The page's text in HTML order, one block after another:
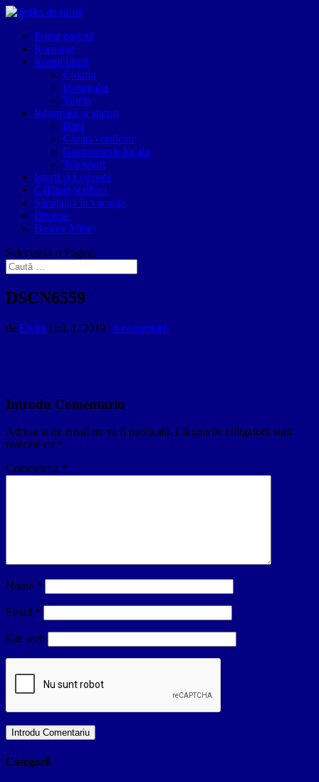
Prima pagină
Romania
Restul lumii
Croatia
Portugalia
Turcia
Informatii si sfaturi
Bani
Cazari verificate
Gastronomie locala
Transport
Istorii si Legende
Călători-scriitori
Sănătatea în vacanțe
Diverse
Despre Mine
Selectează o Pagină
DSCN6559
de Elvira | iul. 1, 2019 | 0 comentarii
Introdu Comentariu
Adresa ta de email nu va fi publicată. Câmpurile obligatorii sunt
marcate cu *
Comentariu *
Nume *
Email *
Site web
Categorii